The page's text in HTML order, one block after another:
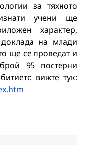
за тяхното
учени ще
характер,
на млади
ще се проведат и
95 постерни
вижте тук: